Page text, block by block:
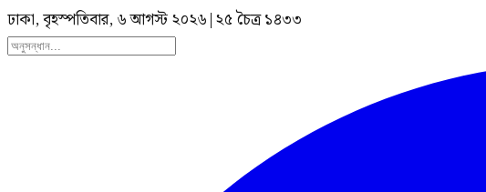
ঢাকা, বৃহস্পতিবার, ৬ আগস্ট ২০২৬|২৫ চৈত্র ১৪৩৩